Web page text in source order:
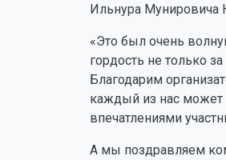
Ильнура Мунировича
«Это был очень
гордость не только
Благодарим
каждый из нас может
впечатлениями
А мы поздравляем